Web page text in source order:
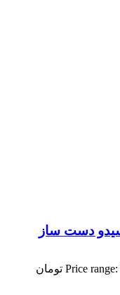
دست ساز
Price range: 820,000 تومان